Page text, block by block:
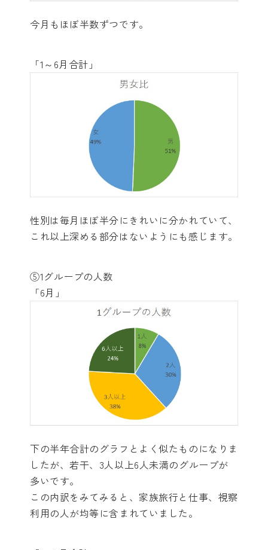
今月もほぼ半数ずつです。
「1～6月合計」
性別は毎月ほぼ半分にきれいに分かれていて、
これ以上深める部分はないようにも感じます。
⑤1グループの人数
「6月」
下の半年合計のグラフとよく似たものになりま
したが、若干、3人以上6人未満のグループが
多いです。
この内訳をみてみると、家族旅行と仕事、視察
利用の人が均等に含まれていました。